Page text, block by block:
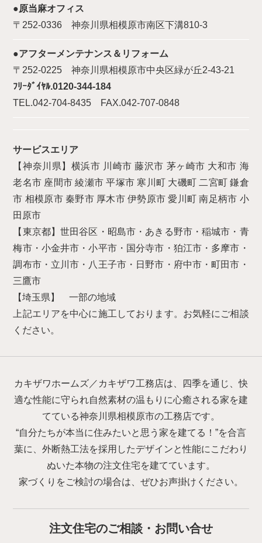
●原当麻オフィス
〒252-0336 神奈川県相模原市南区下溝810-3
●アフターメンテナンス＆リフォーム
〒252-0225 神奈川県相模原市中央区緑が丘2-43-21
ﾌﾘｰﾀﾞｲﾔﾙ.0120-344-184
TEL.042-704-8435 FAX.042-707-0848
サービスエリア
【神奈川県】横浜市 川崎市 藤沢市 茅ヶ崎市 大和市 海
老名市 座間市 綾瀬市 平塚市 寒川町 大磯町 二宮町 鎌倉
市 相模原市 秦野市 厚木市 伊勢原市 愛川町 南足柄市 小
田原市
【東京都】世田谷区・昭島市・あきる野市・稲城市・青
梅市・小金井市・小平市・国分寺市・狛江市・多摩市・
調布市・立川市・八王子市・日野市・府中市・町田市・
三鷹市
【埼玉県】 一部の地域
上記エリアを中心に施工しております。お気軽にご相談
ください。
カキザワホームズ／カキザワ工務店は、四季を通じ、快
適な性能に守られ自然素材の温もりに心癒される家を建
てている神奈川県相模原市の工務店です。
“自分たちが本当に住みたいと思う家を建てる！”を合言
葉に、外断熱工法を採用したデザインと性能にこだわり
ぬいた本物の注文住宅を建てています。
家づくりをご検討の場合は、ぜひお声掛けください。
注文住宅のご相談・お問い合せ